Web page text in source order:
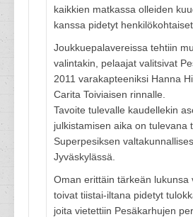
kaikkien matkassa olleiden
kanssa pidetyt
Joukkuepalavereissa tehtiin
valintakin, pelaajat valitsivat
2011 varakapteeniksi Hanna
Carita Toiviaisen rinnalle.
Tavoite tulevalle kaudellekin
julkistamisen aika on tulevana
Superpesiksen
Jyväskylässä.
Oman erittäin tärkeän lukunsa
toivat tiistai-iltana pidetyt
joita vietettiin Pesäkarhujen